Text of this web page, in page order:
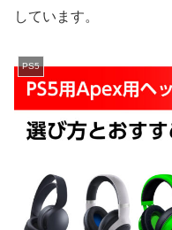
しています。
PS5